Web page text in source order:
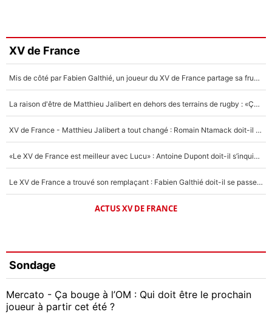
XV de France
Mis de côté par Fabien Galthié, un joueur du XV de France partage sa frustration : «ils ne me l’ont pas dit tout de suite»
La raison d'être de Matthieu Jalibert en dehors des terrains de rugby : «Ça m'atteint autant que si tu touches à un membre de ma famille»
XV de France - Matthieu Jalibert a tout changé : Romain Ntamack doit-il s’inquiéter pour sa place à un an de la Coupe du monde ?
«Le XV de France est meilleur avec Lucu» : Antoine Dupont doit-il s’inquiéter pour sa place ?
Le XV de France a trouvé son remplaçant : Fabien Galthié doit-il se passer d'Antoine Dupont ?
ACTUS XV DE FRANCE
Sondage
Mercato - Ça bouge à l’OM : Qui doit être le prochain
joueur à partir cet été ?